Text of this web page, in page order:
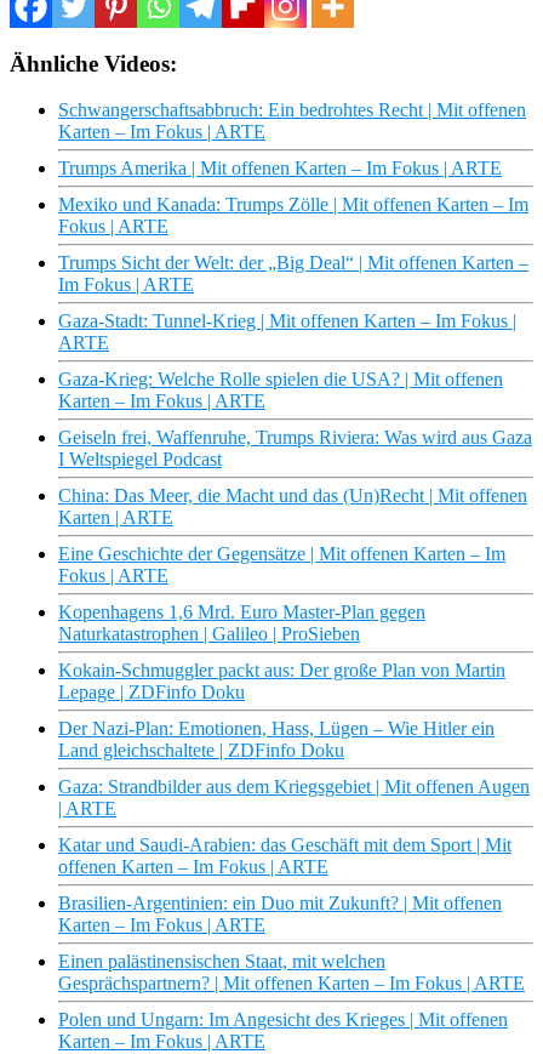
Ähnliche Videos:
Schwangerschaftsabbruch: Ein bedrohtes Recht | Mit offenen
Karten – Im Fokus | ARTE
Trumps Amerika | Mit offenen Karten – Im Fokus | ARTE
Mexiko und Kanada: Trumps Zölle | Mit offenen Karten – Im
Fokus | ARTE
Trumps Sicht der Welt: der „Big Deal“ | Mit offenen Karten –
Im Fokus | ARTE
Gaza-Stadt: Tunnel-Krieg | Mit offenen Karten – Im Fokus |
ARTE
Gaza-Krieg: Welche Rolle spielen die USA? | Mit offenen
Karten – Im Fokus | ARTE
Geiseln frei, Waffenruhe, Trumps Riviera: Was wird aus Gaza
I Weltspiegel Podcast
China: Das Meer, die Macht und das (Un)Recht | Mit offenen
Karten | ARTE
Eine Geschichte der Gegensätze | Mit offenen Karten – Im
Fokus | ARTE
Kopenhagens 1,6 Mrd. Euro Master-Plan gegen
Naturkatastrophen | Galileo | ProSieben
Kokain-Schmuggler packt aus: Der große Plan von Martin
Lepage | ZDFinfo Doku
Der Nazi-Plan: Emotionen, Hass, Lügen – Wie Hitler ein
Land gleichschaltete | ZDFinfo Doku
Gaza: Strandbilder aus dem Kriegsgebiet | Mit offenen Augen
| ARTE
Katar und Saudi-Arabien: das Geschäft mit dem Sport | Mit
offenen Karten – Im Fokus | ARTE
Brasilien-Argentinien: ein Duo mit Zukunft? | Mit offenen
Karten – Im Fokus | ARTE
Einen palästinensischen Staat, mit welchen
Gesprächspartnern? | Mit offenen Karten – Im Fokus | ARTE
Polen und Ungarn: Im Angesicht des Krieges | Mit offenen
Karten – Im Fokus | ARTE